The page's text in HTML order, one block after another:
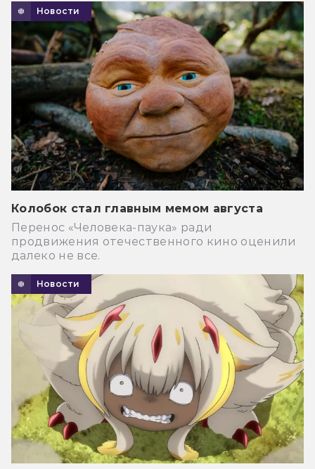
Новости
Колобок стал главным мемом августа
Перенос «Человека-паука» ради
продвижения отечественного кино оценили
далеко не все.
Новости